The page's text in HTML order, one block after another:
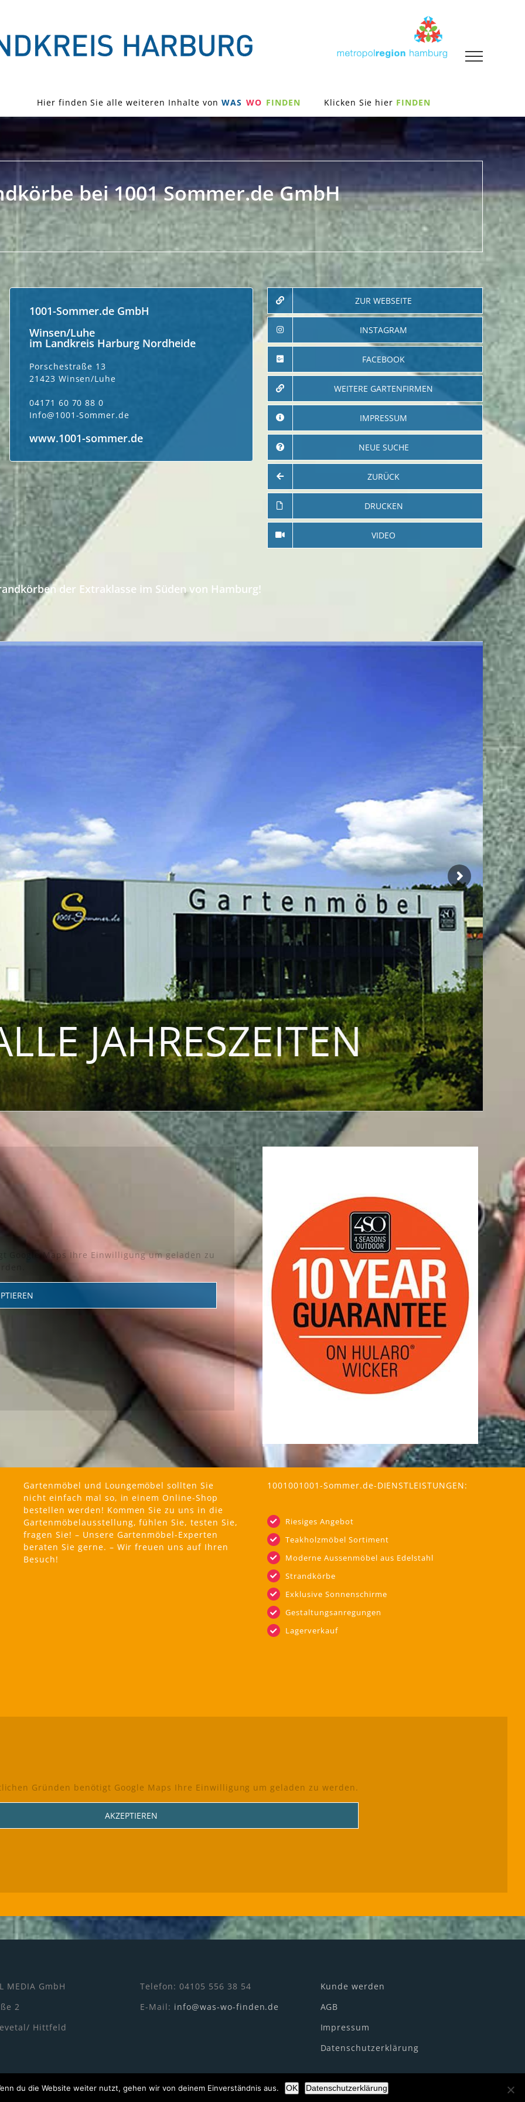
Hier finden Sie alle weiteren Inhalte von WAS WO FINDEN Klicken Sie hier FINDEN
bei 1001 Sommer.de GmbH
1001-Sommer.de GmbH
Winsen/Luhe
im Landkreis Harburg Nordheide
Porschestraße 13
21423 Winsen/Luhe
04171 60 70 88 0
Info@1001-Sommer.de
www.1001-sommer.de
ZUR WEBSEITE
INSTAGRAM
FACEBOOK
WEITERE GARTENFIRMEN
IMPRESSUM
NEUE SUCHE
ZURÜCK
DRUCKEN
VIDEO
der Extraklasse im Süden von Hamburg!
JAHRESZEITEN
Google Maps Ihre Einwilligung um geladen zu
Gartenmöbel und Loungemöbel sollten Sie
nicht einfach mal so, in einem Online-Shop
bestellen werden! Kommen Sie zu uns in die
Gartenmöbelausstellung, fühlen Sie, testen Sie,
fragen Sie! – Unsere Gartenmöbel-Experten
beraten Sie gerne. – Wir freuen uns auf Ihren
Besuch!
1001001001-Sommer.de-DIENSTLEISTUNGEN:
Riesiges Angebot
Teakholzmöbel Sortiment
Moderne Aussenmöbel aus Edelstahl
Strandkörbe
Exklusive Sonnenschirme
Gestaltungsanregungen
Lagerverkauf
Gründen benötigt Google Maps Ihre Einwilligung um geladen zu werden.
AKZEPTIEREN
MEDIA GmbH
2
Hittfeld
Telefon: 04105 556 38 54
E-Mail: info@was-wo-finden.de
Kunde werden
AGB
Impressum
Datenschutzerklärung
du die Website weiter nutzt, gehen wir von deinem Einverständnis aus. OK Datenschutzerklärung